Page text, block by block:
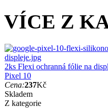
VÍCE Z
2ks Flexi ochranná fólie na
Pixel 10
Cena:237Kč
Skladem
Z kategorie